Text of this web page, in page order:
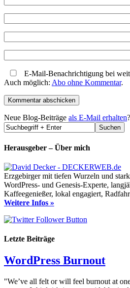
E-Mail-Benachrichtigung bei
Auch möglich: Abo ohne Kommentar.
Neue Blog-Beiträge als E-Mail erhalten?
Herausgeber – Über mich
Erzgebirger mit tiefen Wurzeln und
WordPress- und Genesis-Experte,
Kaffeegenießer, lokal engagiert,
Weitere Infos »
Letzte Beiträge
WordPress Burnout
"We’ve all felt or will feel burnout at